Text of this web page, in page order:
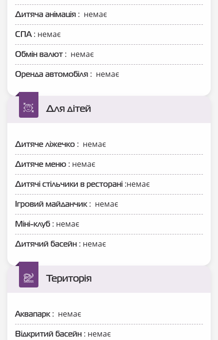
Дитяча анімація : немає
СПА: немає
Обмін валют: немає
Оренда автомобіля : немає
Для дітей
Дитяче ліжечко : немає
Дитяче меню : немає
Дитячі стільчики в ресторані :немає
Ігровий майданчик: немає
Міні-клуб : немає
Дитячий басейн : немає
Територія
Аквапарк: немає
Відкритий басейн : немає